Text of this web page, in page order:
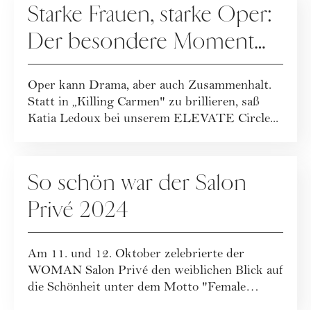
Starke Frauen, starke Oper:
Der besondere Moment
beim ELEVATE Circle
Oper kann Drama, aber auch Zusammenhalt.
Statt in „Killing Carmen" zu brillieren, saß
Katia Ledoux bei unserem ELEVATE Circle...
So schön war der Salon
Privé 2024
Am 11. und 12. Oktober zelebrierte der
WOMAN Salon Privé den weiblichen Blick auf
die Schönheit unter dem Motto "Female